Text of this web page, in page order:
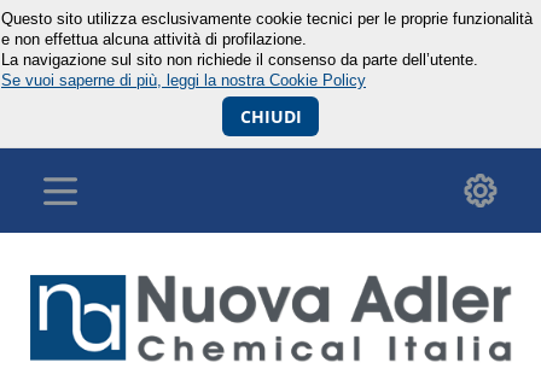
Questo sito utilizza esclusivamente cookie tecnici per le proprie funzionalità
e non effettua alcuna attività di profilazione.
La navigazione sul sito non richiede il consenso da parte dell’utente.
Se vuoi saperne di più, leggi la nostra Cookie Policy
CHIUDI